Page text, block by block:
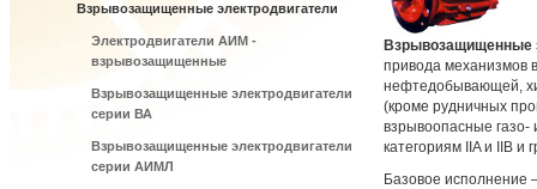
Взрывозащищенные электродвигатели
Электродвигатели АИМ -
взрывозащищенные
Взрывозащищенные электродвигатели
серии ВА
Взрывозащищенные электродвигатели
серии АИМЛ
Взрывозащищенные
привода механизмов
нефтедобывающей,
(кроме рудничных
взрывоопасные
категориям IIA и IIB и
Базовое исполнение